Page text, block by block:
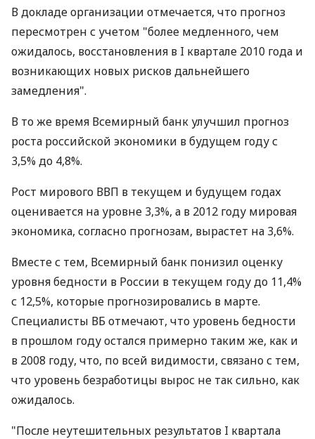
В докладе организации отмечается, что прогноз
пересмотрен с учетом "более медленного, чем
ожидалось, восстановления в I квартале 2010 года и
возникающих новых рисков дальнейшего
замедления".
В то же время Всемирный банк улучшил прогноз
роста российской экономики в будущем году с
3,5% до 4,8%.
Рост мирового ВВП в текущем и будущем годах
оценивается на уровне 3,3%, а в 2012 году мировая
экономика, согласно прогнозам, вырастет на 3,6%.
Вместе с тем, Всемирный банк понизил оценку
уровня бедности в России в текущем году до 11,4%
с 12,5%, которые прогнозировались в марте.
Специалисты ВБ отмечают, что уровень бедности
в прошлом году остался примерно таким же, как и
в 2008 году, что, по всей видимости, связано с тем,
что уровень безработицы вырос не так сильно, как
ожидалось.
"После неутешительных результатов I квартала